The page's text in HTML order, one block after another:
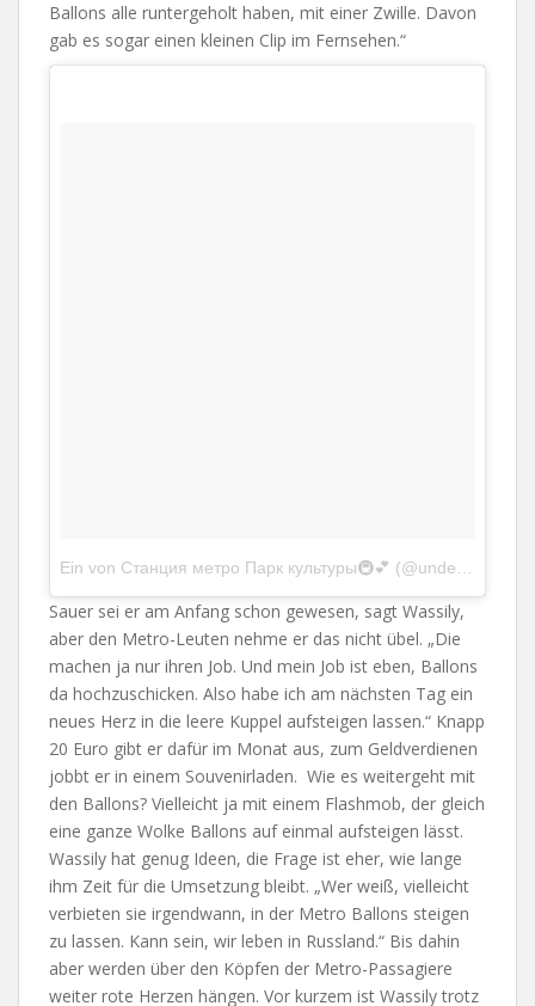
Ballons alle runtergeholt haben, mit einer Zwille. Davon
gab es sogar einen kleinen Clip im Fernsehen.“
Sauer sei er am Anfang schon gewesen, sagt Wassily,
aber den Metro-Leuten nehme er das nicht übel. „Die
machen ja nur ihren Job. Und mein Job ist eben, Ballons
da hochzuschicken. Also habe ich am nächsten Tag ein
neues Herz in die leere Kuppel aufsteigen lassen.“ Knapp
20 Euro gibt er dafür im Monat aus, zum Geldverdienen
jobbt er in einem Souvenirladen. Wie es weitergeht mit
den Ballons? Vielleicht ja mit einem Flashmob, der gleich
eine ganze Wolke Ballons auf einmal aufsteigen lässt.
Wassily hat genug Ideen, die Frage ist eher, wie lange
ihm Zeit für die Umsetzung bleibt. „Wer weiß, vielleicht
verbieten sie irgendwann, in der Metro Ballons steigen
zu lassen. Kann sein, wir leben in Russland.“ Bis dahin
aber werden über den Köpfen der Metro-Passagiere
weiter rote Herzen hängen. Vor kurzem ist Wassily trotz